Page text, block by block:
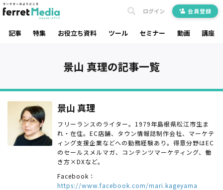
記事 特集 お役立ち資料 ツール セミナー 動画 講座
ログイン 会員登録
景山 真理の記事一覧
景山 真理
フリーランスのライター。1979年島根県松江市生ま
れ・在住。EC店舗、タウン情報誌制作会社、マーケテ
ィング支援企業などへの勤務経験あり。得意分野はEC
のセールスメルマガ、コンテンツマーケティング、働
き方×DXなど。
Facebook：
https://www.facebook.com/mari.kageyama